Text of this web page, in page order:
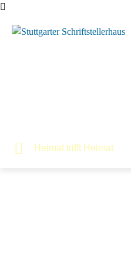
Heimat trifft Heimat